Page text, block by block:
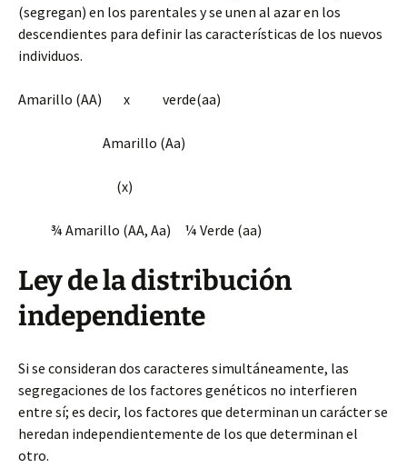
(segregan) en los parentales y se unen al azar en los
descendientes para definir las características de los nuevos
individuos.
Amarillo (AA) x verde(aa)
Amarillo (Aa)
(x)
¾ Amarillo (AA, Aa) ¼ Verde (aa)
Ley de la distribución
independiente
Si se consideran dos caracteres simultáneamente, las
segregaciones de los factores genéticos no interfieren
entre sí; es decir, los factores que determinan un carácter se
heredan independientemente de los que determinan el
otro.